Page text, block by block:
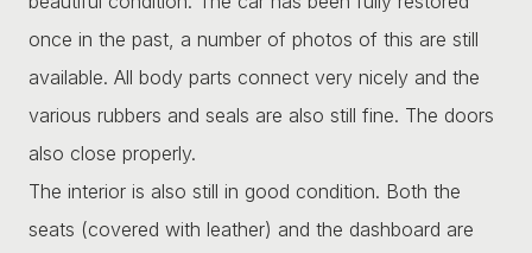
once in the past, a number of photos of this are still
available. All body parts connect very nicely and the
various rubbers and seals are also still fine. The doors
also close properly.
The interior is also still in good condition. Both the
seats (covered with leather) and the dashboard are